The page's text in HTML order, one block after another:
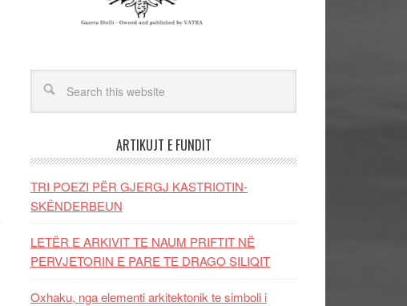
ARTIKUJT E FUNDIT
TRI POEZI PËR GJERGJ KASTRIOTIN-
SKËNDERBEUN
LETËR E ARKIVIT TE NAUM PRIFTIT NË
PERVJETORIN E PARE TE DRAGO SILIQIT
Oxhaku, nga elementi arkitektonik te simboli i